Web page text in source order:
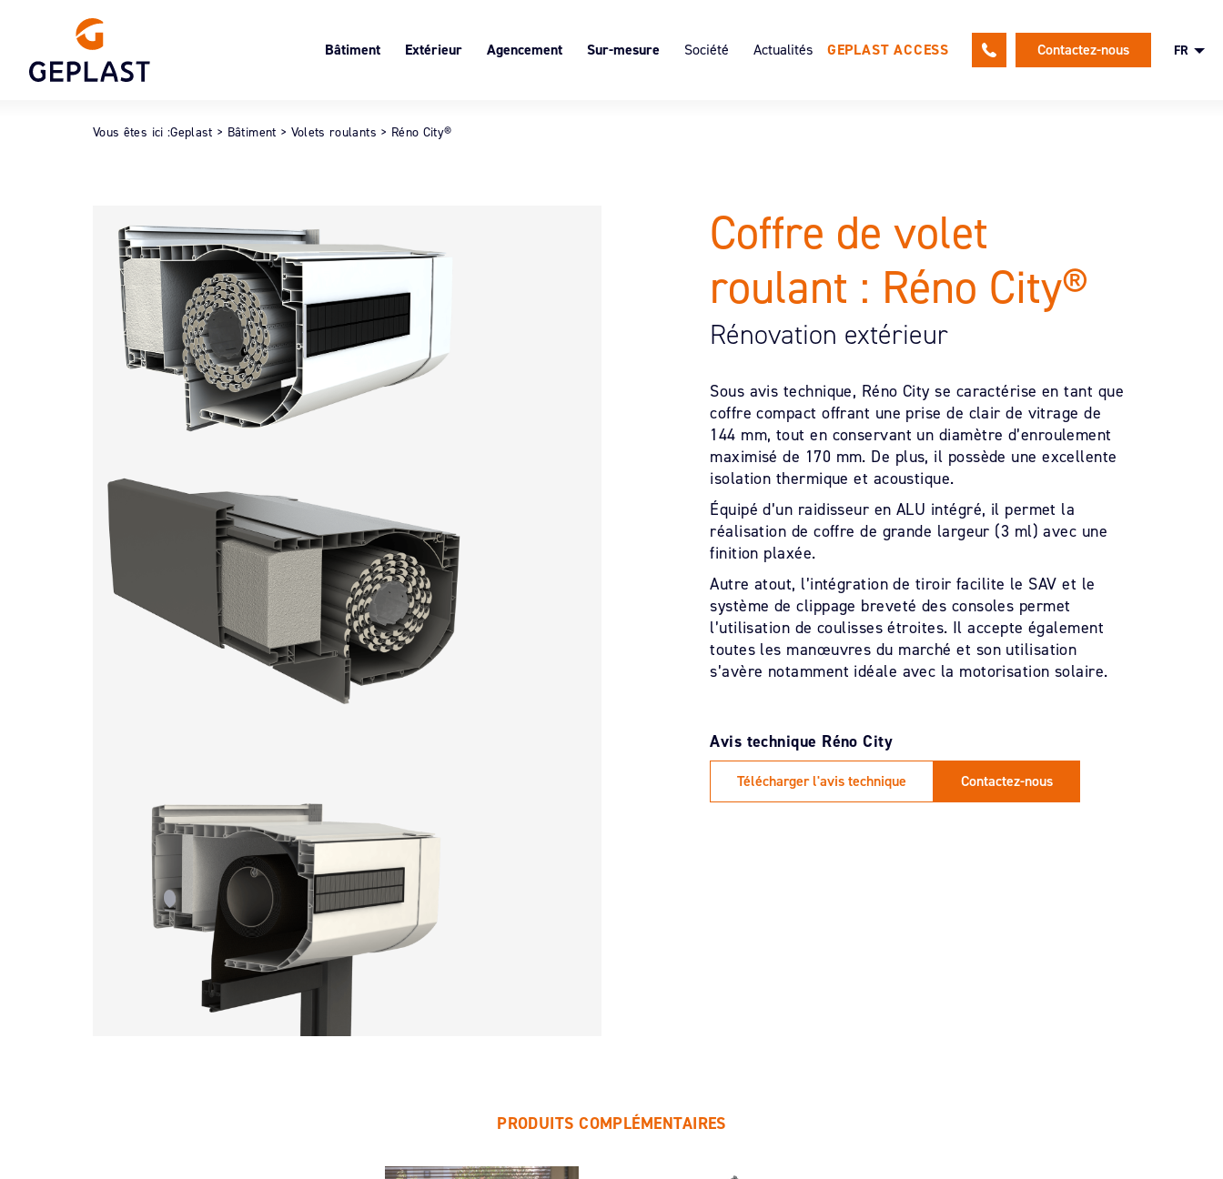
Bâtiment Extérieur Agencement Sur-mesure Société
Recrutement
salariés
Candidature spontanée
Actualités GEPLAST ACCESS Contactez-nous FR
Vous êtes ici :Geplast > Bâtiment > Volets roulants > Réno City®
Coffre de volet
roulant : Réno City®
Rénovation extérieur
Sous avis technique, Réno City se caractérise en tant que
coffre compact offrant une prise de clair de vitrage de
144 mm, tout en conservant un diamètre d’enroulement
maximisé de 170 mm. De plus, il possède une excellente
isolation thermique et acoustique.
Équipé d’un raidisseur en ALU intégré, il permet la
réalisation de coffre de grande largeur (3 ml) avec une
finition plaxée.
Autre atout, l’intégration de tiroir facilite le SAV et le
système de clippage breveté des consoles permet
l’utilisation de coulisses étroites. Il accepte également
toutes les manœuvres du marché et son utilisation
s’avère notamment idéale avec la motorisation solaire.
Télécharger l'avis technique Contactez-nous
PRODUITS COMPLÉMENTAIRES